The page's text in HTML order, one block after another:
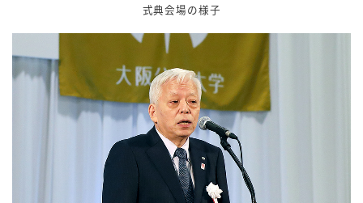
式典会場の様子